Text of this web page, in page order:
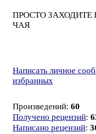
ПРОСТО
ЧАЯ
Написать личное
избранных
Произведений: 60
Получено рецензий:
Написано рецензий: